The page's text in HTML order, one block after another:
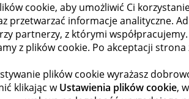
cookie, aby umożliwić Ci
przetwarzać informacje analityczne.
partnerzy, z którymi współpracujemy.
z plików cookie. Po akceptacji
plików cookie wyrażasz
klikając wUstawienia plików cookie,
oplacic towaru, poniewaz moje konto jest
POPRZEDNIA